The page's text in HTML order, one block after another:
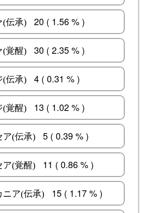
承)
(伝承) 20 ( 1.56 % )
醒)
(覚醒) 30 ( 2.35 % )
承)
(伝承) 4 ( 0.31 % )
醒)
(覚醒) 13 ( 1.02 % )
(伝承)
ア(伝承) 5 ( 0.39 % )
(覚醒)
ア(覚醒) 11 ( 0.86 % )
ア(伝承)
ニア(伝承) 15 ( 1.17 % )